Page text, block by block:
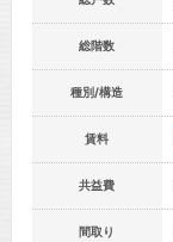
総階数
種別/構造
賃料
共益費
間取り